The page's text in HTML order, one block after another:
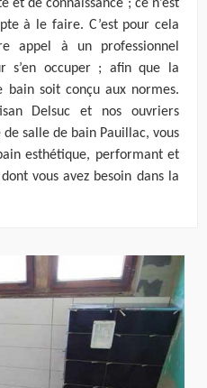
et de connaissance ; ce n’est
à le faire. C’est pour cela
appel à un professionnel
s’en occuper ; afin que la
soit conçu aux normes.
Delsuc et nos ouvriers
salle de bain Pauillac, vous
esthétique, performant et
vous avez besoin dans la